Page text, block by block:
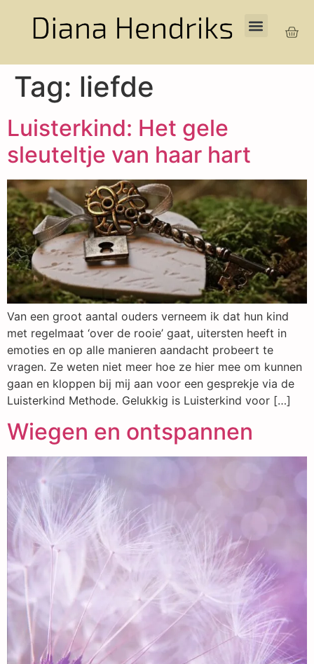
Tag: liefde
Luisterkind: Het gele
sleuteltje van haar hart
Van een groot aantal ouders verneem ik dat hun kind
met regelmaat ‘over de rooie’ gaat, uitersten heeft in
emoties en op alle manieren aandacht probeert te
vragen. Ze weten niet meer hoe ze hier mee om kunnen
gaan en kloppen bij mij aan voor een gesprekje via de
Luisterkind Methode. Gelukkig is Luisterkind voor […]
Wiegen en ontspannen